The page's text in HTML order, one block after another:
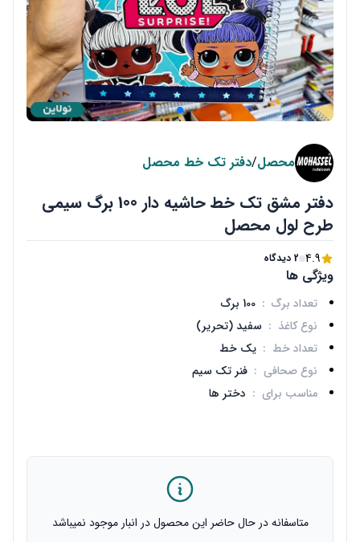
محصل/دفتر تک خط محصل
دفتر مشق تک خط حاشیه دار 100 برگ سیمی
طرح لول محصل
4.9 2 دیدگاه
ویژگی ها
تعداد برگ : 100 برگ
نوع کاغذ : سفید (تحریر)
تعداد خط : یک خط
نوع صحافی : فنر تک سیم
مناسب برای : دختر ها
متاسفانه در حال حاضر این محصول در انبار موجود نمیباشد